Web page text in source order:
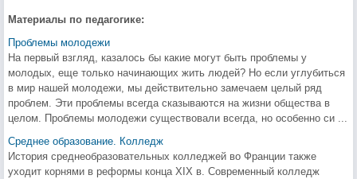
Материалы по педагогике:
Проблемы молодежи
На первый взгляд, казалось бы какие могут быть проблемы у
молодых, еще только начинающих жить людей? Но если углубиться
в мир нашей молодежи, мы действительно замечаем целый ряд
проблем. Эти проблемы всегда сказываются на жизни общества в
целом. Проблемы молодежи существовали всегда, но особенно си ...
Среднее образование. Колледж
История среднеобразовательных колледжей во Франции также
уходит корнями в реформы конца XIX в. Современный колледж